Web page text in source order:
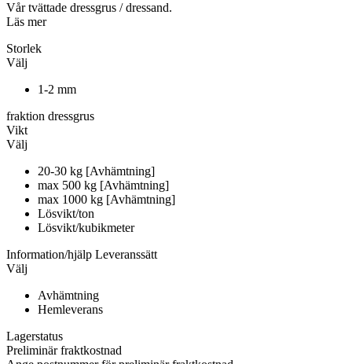
Vår tvättade dressgrus / dressand.
Läs mer
Storlek
Välj
1-2 mm
fraktion dressgrus
Vikt
Välj
20-30 kg [Avhämtning]
max 500 kg [Avhämtning]
max 1000 kg [Avhämtning]
Lösvikt/ton
Lösvikt/kubikmeter
Information/hjälp Leveranssätt
Välj
Avhämtning
Hemleverans
Lagerstatus
Preliminär fraktkostnad